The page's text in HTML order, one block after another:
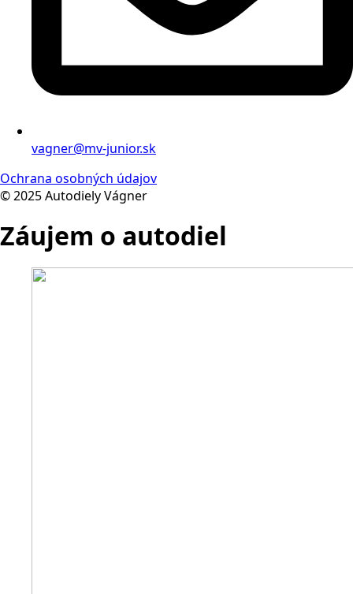
vagner@mv-junior.sk
Ochrana osobných údajov
© 2025 Autodiely Vágner
Záujem o autodiel